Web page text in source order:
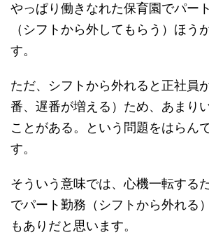
やっぱり働きなれた保育園でパー
（シフトから外してもらう）ほう
す。
ただ、シフトから外れると正社員
番、遅番が増える）ため、あまり
ことがある。という問題をはらん
す。
そういう意味では、心機一転する
でパート勤務（シフトから外れる
もありだと思います。